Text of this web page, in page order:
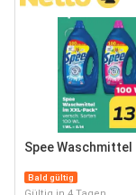
Spee Waschmittel
Bald gültig